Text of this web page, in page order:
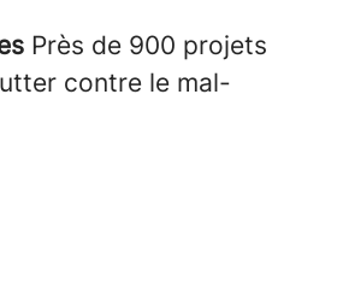
Près de 900 projets
contre le mal-